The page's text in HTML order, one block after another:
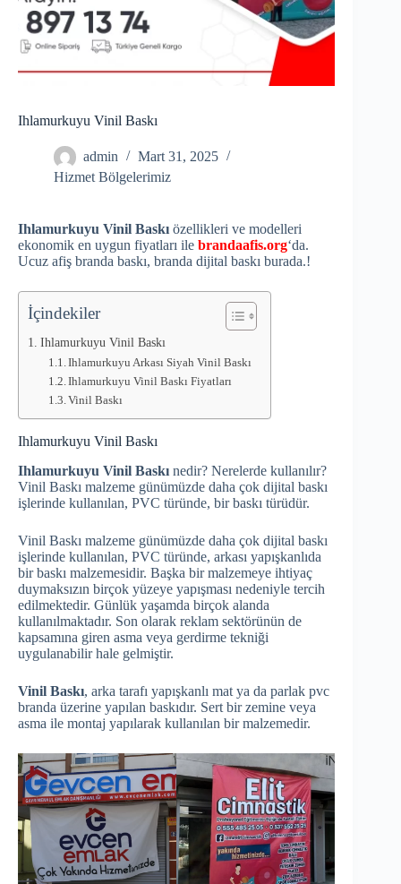
Ihlamurkuyu Vinil Baskı
admin
Mart 31, 2025
Hizmet Bölgelerimiz
Ihlamurkuyu Vinil Baskı özellikleri ve modelleri
ekonomik en uygun fiyatları ile brandaafis.org‘da.
Ucuz afiş branda baskı, branda dijital baskı burada.!
İçindekiler
Ihlamurkuyu Vinil Baskı
Ihlamurkuyu Arkası Siyah Vinil Baskı
Ihlamurkuyu Vinil Baskı Fiyatları
Vinil Baskı
Ihlamurkuyu Vinil Baskı
Ihlamurkuyu Vinil Baskı nedir? Nerelerde kullanılır?
Vinil Baskı malzeme günümüzde daha çok dijital baskı
işlerinde kullanılan, PVC türünde, bir baskı türüdür.
Vinil Baskı malzeme günümüzde daha çok dijital baskı
işlerinde kullanılan, PVC türünde, arkası yapışkanlıda
bir baskı malzemesidir. Başka bir malzemeye ihtiyaç
duymaksızın birçok yüzeye yapışması nedeniyle tercih
edilmektedir. Günlük yaşamda birçok alanda
kullanılmaktadır. Son olarak reklam sektörünün de
kapsamına giren asma veya gerdirme tekniği
uygulanabilir hale gelmiştir.
Vinil Baskı, arka tarafı yapışkanlı mat ya da parlak pvc
branda üzerine yapılan baskıdır. Sert bir zemine veya
asma ile montaj yapılarak kullanılan bir malzemedir.